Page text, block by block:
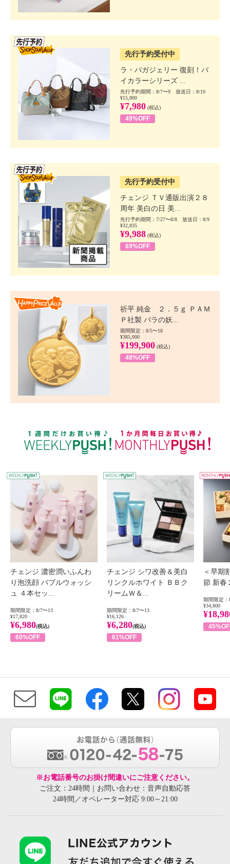
先行予約受付中
ラ・バガジェリー 復刻！バ
イカラーシリーズ ...
先行予約期間：8/7〜9 放送日：8/10
¥15,800
¥7,980 (税込)
49%OFF
先行予約受付中
チェンジ ＴＶ通販出演２８
周年 美白の日 美...
先行予約期間：7/27〜8/8 放送日：8/9
¥32,835
¥9,988 (税込)
69%OFF
祈平 純金 ２．５ｇ ＰＡＭ
Ｐ社製 バラの妖...
期間限定：8/5〜18
¥385,000
¥199,900 (税込)
48%OFF
WEEKLY PUSH
チェンジ 濃密潤いふんわ
り泡洗顔 バブルウォッシ
ュ ４本セッ...
期間限定：8/7〜13
¥17,820
¥6,980(税込)
60%OFF
チェンジ シワ改善＆美白
リンクルホワイト ＢＢク
リームＷ＆...
期間限定：8/7〜13
¥16,126
¥6,280(税込)
61%OFF
＜早期
節 新春
期間限定：
¥34,800
※お電話番号のお掛け間違いにご注意ください。
ご注文：24時間｜お問い合わせ：音声自動応答
24時間／オペレーター対応 9:00～21:00